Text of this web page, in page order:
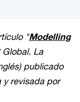
"Modelling
La
publicado
revisada por